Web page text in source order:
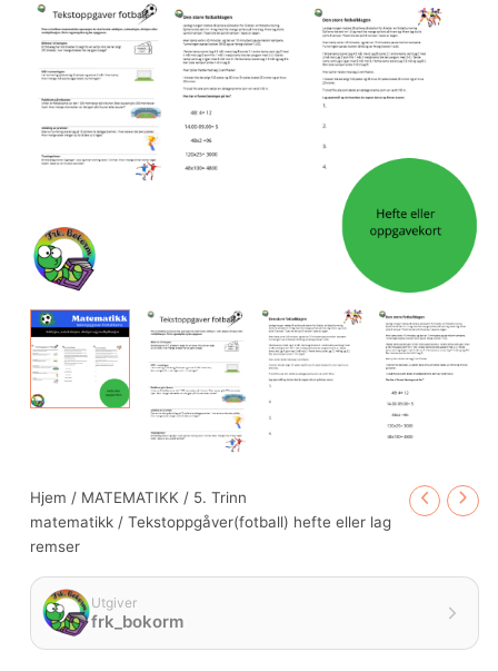
Hjem / MATEMATIKK / 5. Trinn
matematikk / Tekstoppgåver(fotball) hefte eller lag
remser
Utgiver
frk_bokorm